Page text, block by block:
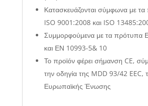
Κατασκευάζονται σύμφωνα με
ISO 9001:2008 και ISO
Συμμορφούμενα με τα πρότυπα
και ΕΝ 10993-5& 10
Το προϊόν φέρει σήμανση CE,
την οδηγία της MDD 93/42 EEC,
Ευρωπαϊκής Ένωσης